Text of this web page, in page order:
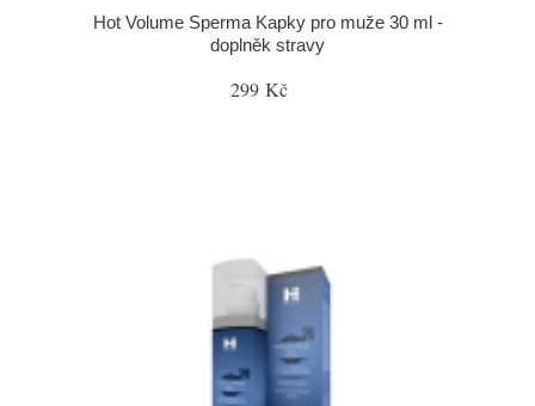
Hot Volume Sperma Kapky pro muže 30 ml -
doplněk stravy
299 Kč